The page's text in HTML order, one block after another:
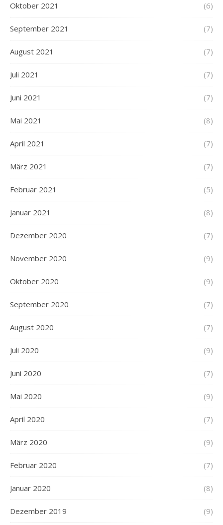
Oktober 2021 (6)
September 2021 (7)
August 2021 (7)
Juli 2021 (7)
Juni 2021 (7)
Mai 2021 (8)
April 2021 (7)
März 2021 (7)
Februar 2021 (5)
Januar 2021 (8)
Dezember 2020 (7)
November 2020 (9)
Oktober 2020 (9)
September 2020 (7)
August 2020 (7)
Juli 2020 (9)
Juni 2020 (7)
Mai 2020 (9)
April 2020 (7)
März 2020 (9)
Februar 2020 (7)
Januar 2020 (8)
Dezember 2019 (9)